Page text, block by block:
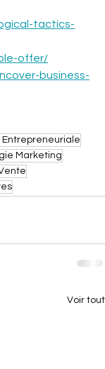
tactics-
offer/
business-
Entrepreneuriale
Marketing
Voir tout